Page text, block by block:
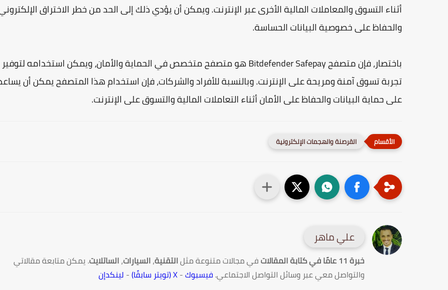
أثناء التسوق والمعاملات المالية الأخرى عبر الإنترنت. ويمكن أن يؤدي ذلك إلى الحد من خطر الاختراق
والحفاظ على خصوصية البيانات الحساسة.
باختصار، فإن متصفح Bitdefender Safepay هو متصفح متخصص في الحماية والأمان، ويمكن استخدامه لتوفير
تجربة تسوق آمنة ومريحة على الإنترنت. وبالنسبة للأفراد والشركات، فإن استخدام هذا المتصفح يمكن أن
على حماية البيانات والحفاظ على الأمان أثناء التعاملات المالية والتسوق على الإنترنت.
القرصنة والهجمات الإلكترونية
علي ماهر
خبرة 11 عامًا في كتابة المقالات في مجالات متنوعة مثلالتقنية،السيارات،الساتلايت. يمكن متابعة مقالاتي
والتواصل معي عبر وسائل التواصل الاجتماعي.فيسبوك-X (تويتر سابقًا) - لينكدإن